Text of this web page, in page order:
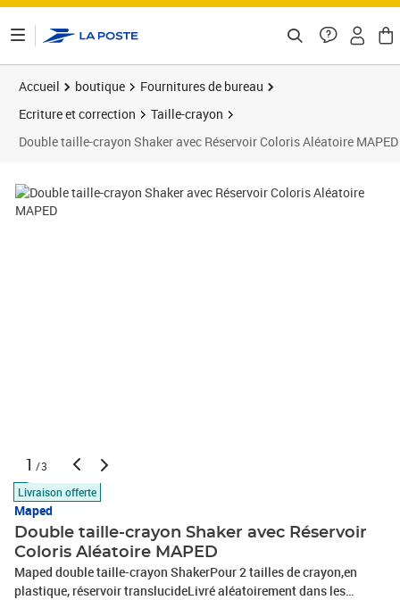
Accueil boutique
Fournitures de bureau
Ecriture et correction
Taille-crayon
Double taille-crayon Shaker avec Réservoir Coloris Aléatoire MAPED
1 /3
Livraison offerte
Maped
Double taille-crayon Shaker avec Réservoir
Coloris Aléatoire MAPED
Maped double taille-crayon ShakerPour 2 tailles de crayon,en
plastique, réservoir translucideLivré aléatoirement dans les